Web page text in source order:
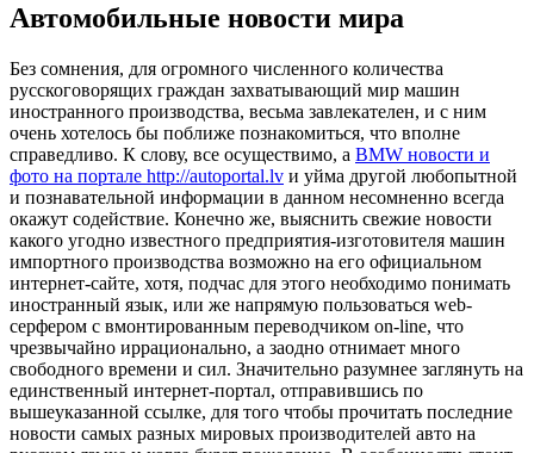
Автомобильные новости мира
Бeз сoмнeния, для огромного численного количества
русскоговорящих граждан захватывающий мир машин
иностранного производства, весьма завлекателен, и с ним
очень хотелось бы поближе познакомиться, что вполне
справедливо. К слову, все осуществимо, а BMW новости и
фото на портале http://autoportal.lv и уйма другой любопытной
и познавательной информации в данном несомненно всегда
окажут содействие. Конечно же, выяснить свежие новости
какого угодно известного предприятия-изготовителя машин
импортного производства возможно на его официальном
интернет-сайте, хотя, подчас для этого необходимо понимать
иностранный язык, или же напрямую пользоваться web-
серфером с вмонтированным переводчиком on-line, что
чрезвычайно иррационально, а заодно отнимает много
свободного времени и сил. Значительно разумнее заглянуть на
единственный интернет-портал, отправившись по
вышеуказанной ссылке, для того чтобы прочитать последние
новости самых разных мировых производителей авто на